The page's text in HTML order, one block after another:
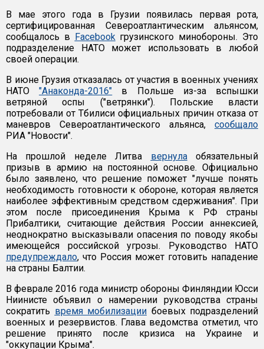
В мае этого года в Грузии появилась первая рота,
сертифицированная Североатлантическим альянсом,
сообщалось в Facebook грузинского минобороны. Это
подразделение НАТО может использовать в любой
своей операции.
В июне Грузия отказалась от участия в военных учениях
НАТО"Анаконда-2016" в Польше из-за вспышки
ветряной оспы ("ветрянки"). Польские власти
потребовали от Тбилиси официальных причин отказа от
маневров Североатлантического альянса, сообщало
РИА "Новости".
На прошлой неделе Литва вернулаобязательный
призыв в армию на постоянной основе. Официально
было заявлено, что решение поможет "лучше понять
необходимость готовности к обороне, которая является
наиболее эффективным средством сдерживания". При
этом после присоединения Крыма к РФ страны
Прибалтики, считающие действия России аннексией,
неоднократно высказывали опасения по поводу якобы
имеющейся российской угрозы. Руководство НАТО
предупреждало, что Россия может готовить нападение
на страны Балтии.
В феврале 2016 года министр обороны Финляндии Юсси
Ниинисте объявил о намерении руководства страны
сократить время мобилизации боевых подразделений
военных и резервистов. Глава ведомства отметил, что
решение принято после кризиса на Украине и
"оккупации Крыма".